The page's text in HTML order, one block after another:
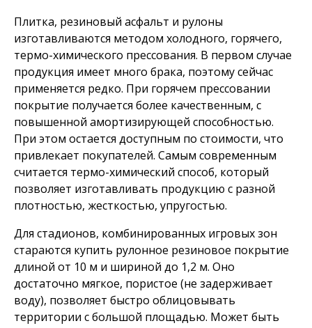
Плитка, резиновый асфальт и рулоны
изготавливаются методом холодного, горячего,
термо-химического прессования. В первом случае
продукция имеет много брака, поэтому сейчас
применяется редко. При горячем прессовании
покрытие получается более качественным, с
повышенной амортизирующей способностью.
При этом остается доступным по стоимости, что
привлекает покупателей. Самым современным
считается термо-химический способ, который
позволяет изготавливать продукцию с разной
плотностью, жесткостью, упругостью.
Для стадионов, комбинированных игровых зон
стараются купить рулонное резиновое покрытие
длиной от 10 м и шириной до 1,2 м. Оно
достаточно мягкое, пористое (не задерживает
воду), позволяет быстро облицовывать
территории с большой площадью. Может быть